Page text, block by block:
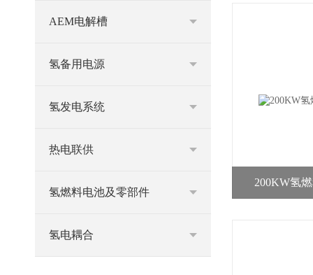
AEM电解槽
氢备用电源
氢发电系统
热电联供
氢燃料电池及零部件
氢电耦合
200KW氢